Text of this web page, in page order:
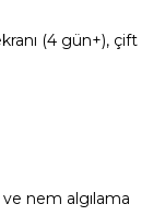
(4 gün+), çift
ve nem algılama